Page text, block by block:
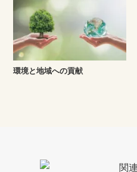
環境と地域への貢献